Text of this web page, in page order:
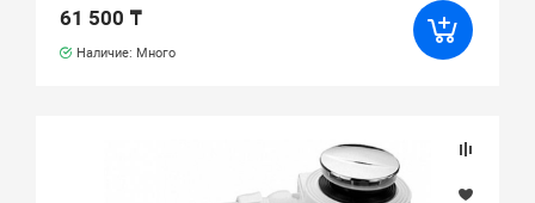
61 500 ₸
Наличие: Много